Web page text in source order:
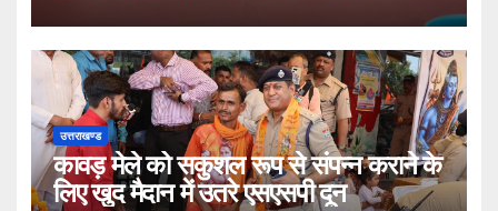
उत्तराखण्ड
कावड़ मेले को सकुशल रूप से संपन्न कराने के
लिए खुद मैदान में उतरे एसएसपी दून